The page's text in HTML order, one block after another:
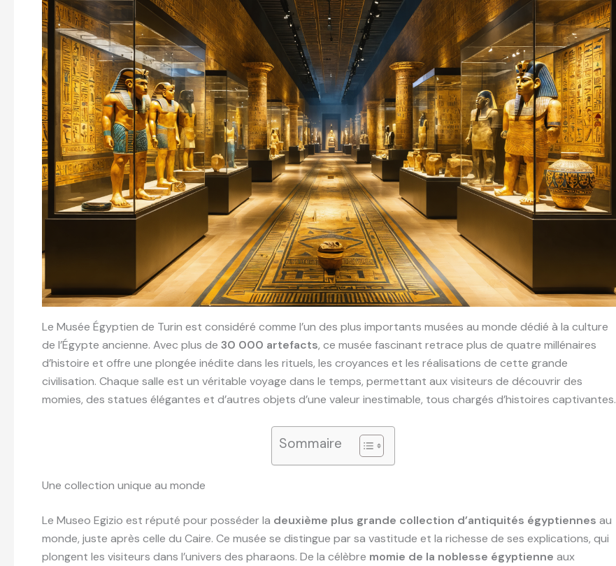
Le Musée Égyptien de Turin est considéré comme l’un des plus importants musées au monde dédié à la culture
de l’Égypte ancienne. Avec plus de 30 000 artefacts, ce musée fascinant retrace plus de quatre millénaires
d’histoire et offre une plongée inédite dans les rituels, les croyances et les réalisations de cette grande
civilisation. Chaque salle est un véritable voyage dans le temps, permettant aux visiteurs de découvrir des
momies, des statues élégantes et d’autres objets d’une valeur inestimable, tous chargés d’histoires captivantes.
Sommaire
Une collection unique au monde
Le Museo Egizio est réputé pour posséder la deuxième plus grande collection d’antiquités égyptiennes au
monde, juste après celle du Caire. Ce musée se distingue par sa vastitude et la richesse de ses explications, qui
plongent les visiteurs dans l’univers des pharaons. De la célèbre momie de la noblesse égyptienne aux